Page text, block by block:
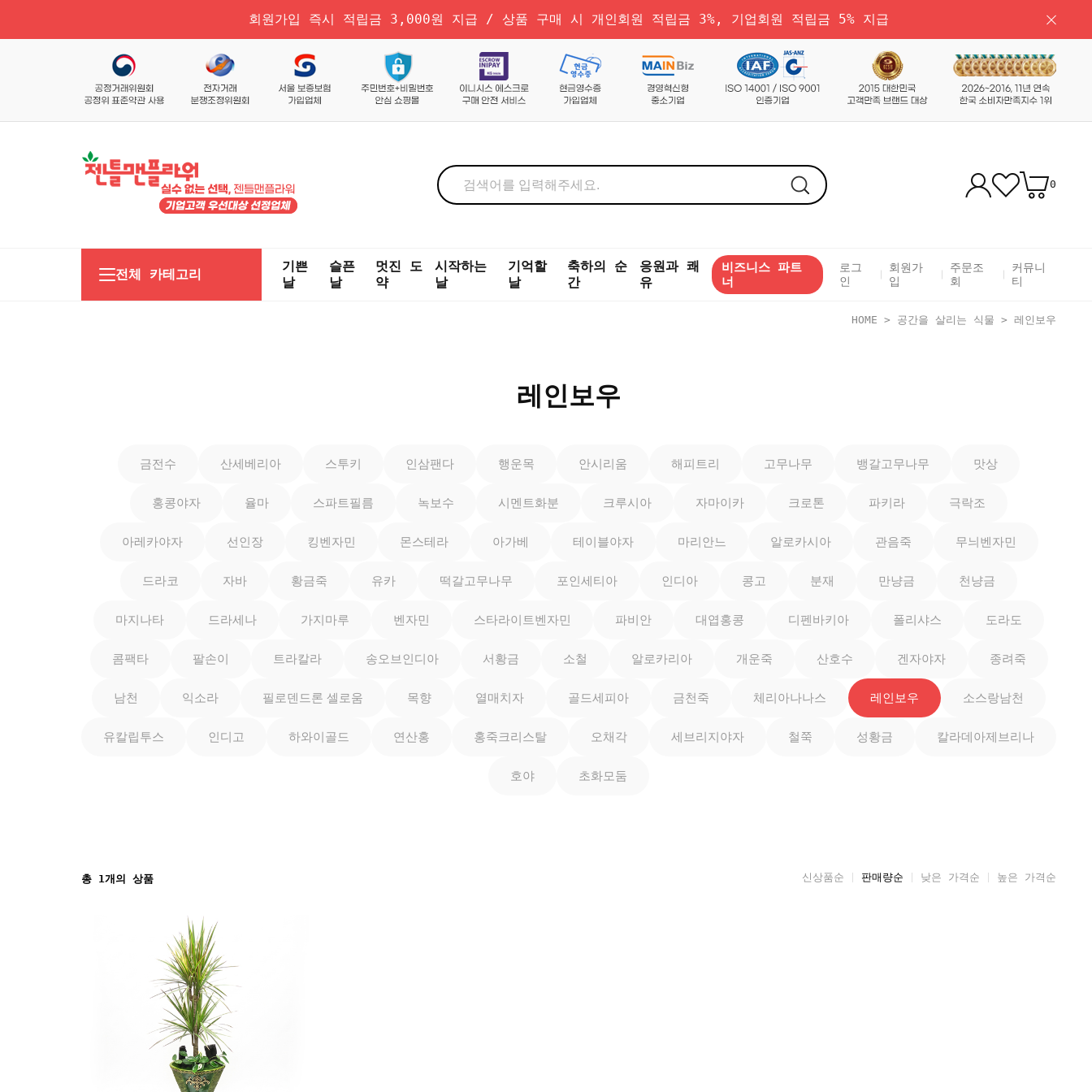
회원가입 즉시 적립금 3,000원 지급 / 상품 구매 시 개인회원 적립금 3%, 기업회원 적립금 5% 지급
0
전체 카테고리
기쁜
날
슬픈
날
멋진 도
약
시작하는
날
기억할
날
축하의 순
간
응원과 쾌
유
비즈니스 파트
너
로그
인
회원가
입
주문조
회
커뮤니
티
HOME > 공간을 살리는 식물 > 레인보우
레인보우
금전수 산세베리아 스투키 인삼팬다 행운목 안시리움 해피트리 고무나무 뱅갈고무나무 맛상
홍콩야자 율마 스파트필름 녹보수 시멘트화분 크루시아 자마이카 크로톤 파키라 극락조
아레카야자 선인장 킹벤자민 몬스테라 아가베 테이블야자 마리안느 알로카시아 관음죽 무늬벤자민
드라코 자바 황금죽 유카 떡갈고무나무 포인세티아 인디아 콩고 분재 만냥금 천냥금
마지나타 드라세나 가지마루 벤자민 스타라이트벤자민 파비안 대엽홍콩 디펜바키아 폴리샤스 도라도
콤팩타 팔손이 트라칼라 송오브인디아 서황금 소철 알로카리아 개운죽 산호수 겐자야자 종려죽
남천 익소라 필로덴드론 셀로움 목향 열매치자 골드세피아 금천죽 체리아나나스 레인보우 소스랑남천
유칼립투스 인디고 하와이골드 연산홍 홍죽크리스탈 오채각 세브리지야자 철쭉 성황금 칼라데아제브리나
호야 초화모둠
총 1개의 상품 신상품순 판매량순 낮은 가격순 높은 가격순